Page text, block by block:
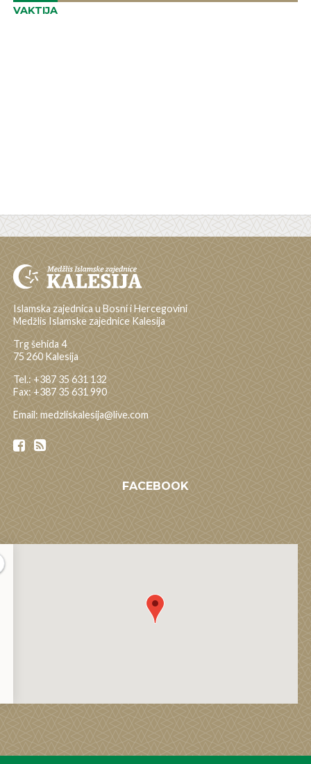
VAKTIJA
Islamska zajednica u Bosni i Hercegovini
Medžlis Islamske zajednice Kalesija
Trg šehida 4
75 260 Kalesija
Tel.: +387 35 631 132
Fax: +387 35 631 990
Email: medzliskalesija@live.com
FACEBOOK